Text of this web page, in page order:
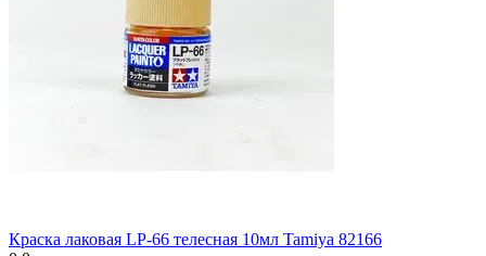
Краска лаковая LP-66 телесная 10мл Tamiya 82166